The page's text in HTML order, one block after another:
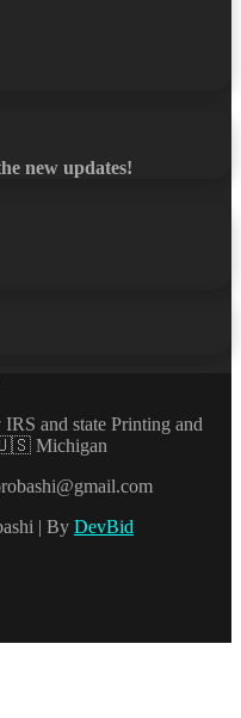
new updates!
and state Printing and
🇺🇸 Michigan
| By DevBid